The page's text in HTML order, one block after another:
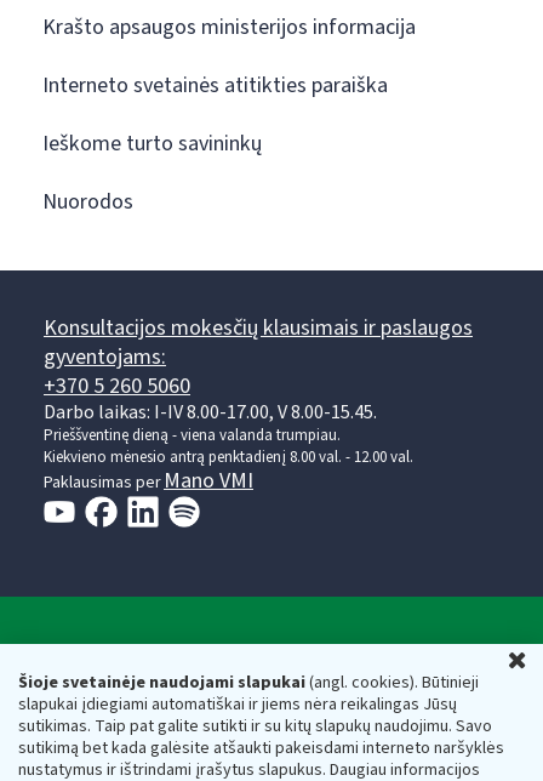
Šioje svetainėje naudojami slapukai(angl. cookies). Būtinieji
slapukai įdiegiami automatiškai ir jiems nėra reikalingas Jūsų
sutikimas. Taip pat galite sutikti ir su kitų slapukų naudojimu. Savo
sutikimą bet kada galėsite atšaukti pakeisdami interneto naršyklės
nustatymus ir ištrindami įrašytus slapukus. Daugiau informacijos
Krašto apsaugos ministerijos informacija
Interneto svetainės atitikties paraiška
Ieškome turto savininkų
Nuorodos
Konsultacijos mokesčių klausimais ir paslaugos
gyventojams:
+370 5 260 5060
Darbo laikas: I-IV 8.00-17.00, V 8.00-15.45.
Prieššventinę dieną - viena valanda trumpiau.
Kiekvieno mėnesio antrą penktadienį 8.00 val. - 12.00 val.
Paklausimas per Mano VMI
Respublikos finansų ministerijos
Biudžetinė įstaiga. Juridinio asmens kodas — 188659752,
adresas: Vasario 16-osios g. 14, 01107 Vilnius, Lietuva, el.paštas:
vmi@vmi.lt, E. pristatymo dėžutės adresas 188659752